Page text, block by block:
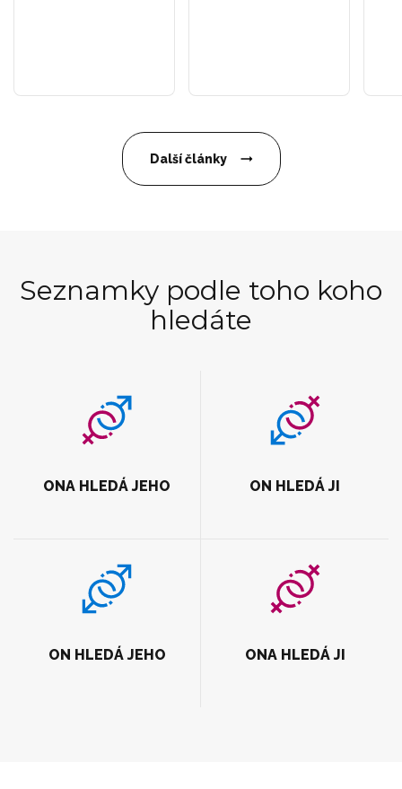
Další články
Seznamky podle toho koho
hledáte
ONA HLEDÁ JEHO ON HLEDÁ JI
ON HLEDÁ JEHO ONA HLEDÁ JI